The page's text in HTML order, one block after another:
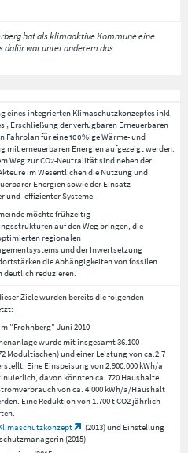
hat als klimaaktive Kommune eine
dafür war unter anderem das
eines integrierten Klimaschutzkonzeptes inkl.
„Erschließung der verfügbaren Erneuerbaren
Fahrplan für eine 100%ige Wärme- und
mit erneuerbaren Energien aufgezeigt werden.
Weg zur CO2-Neutralität sind neben der
im Wesentlichen die Nutzung und
Energien sowie der Einsatz
und -effizienter Systeme.
möchte frühzeitig
auf den Weg bringen, die
regionalen
und der Inwertsetzung
die Abhängigkeiten von fossilen
deutlich reduzieren.
Ziele wurden bereits die folgenden
"Frohnberg" Juni 2010
wurde mit insgesamt 36.100
Modultischen) und einer Leistung von ca.2,7
Eine Einspeisung von 2.900.000 kWh/a
davon könnten ca. 720 Haushalte
von ca. 4.000 kWh/a/Haushalt
Eine Reduktion von 1.700 t CO2 jährlich
(2013) und Einstellung
(2015)